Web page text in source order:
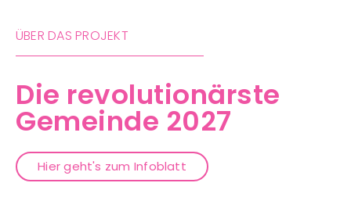
ÜBER DAS PROJEKT
Die revolu­tionärste
Gemeinde 2027
Hier geht's zum Infoblatt